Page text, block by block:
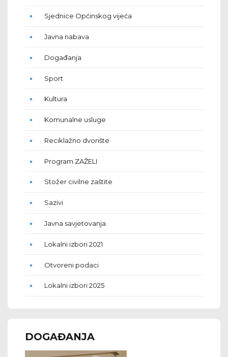
Sjednice Općinskog vijeća
Javna nabava
Događanja
Sport
Kultura
Komunalne usluge
Reciklažno dvorište
Program ZAŽELI
Stožer civilne zaštite
Sazivi
Javna savjetovanja
Lokalni izbori 2021
Otvoreni podaci
Lokalni izbori 2025
DOGAĐANJA